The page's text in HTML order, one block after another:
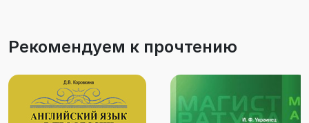
Рекомендуем к прочтению